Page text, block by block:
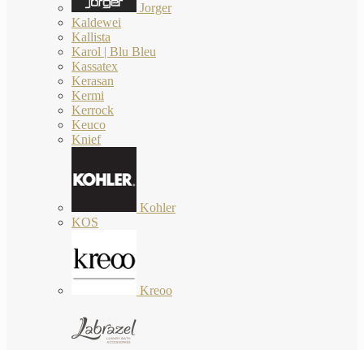
Jorger
Kaldewei
Kallista
Karol | Blu Bleu
Kassatex
Kerasan
Kermi
Kerrock
Keuco
Knief
Kohler
KOS
Kreoo